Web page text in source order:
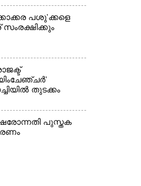
പശു'ക്കളെ
തുടക്കം
പുസ്തക